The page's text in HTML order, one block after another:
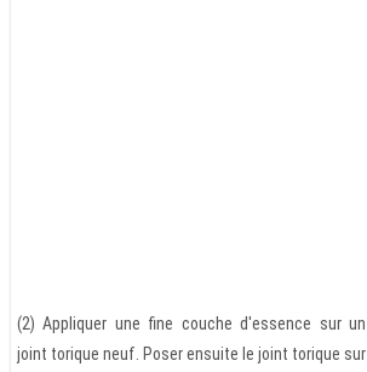
(2) Appliquer une fine couche d'essence sur un
joint torique neuf. Poser ensuite le joint torique sur